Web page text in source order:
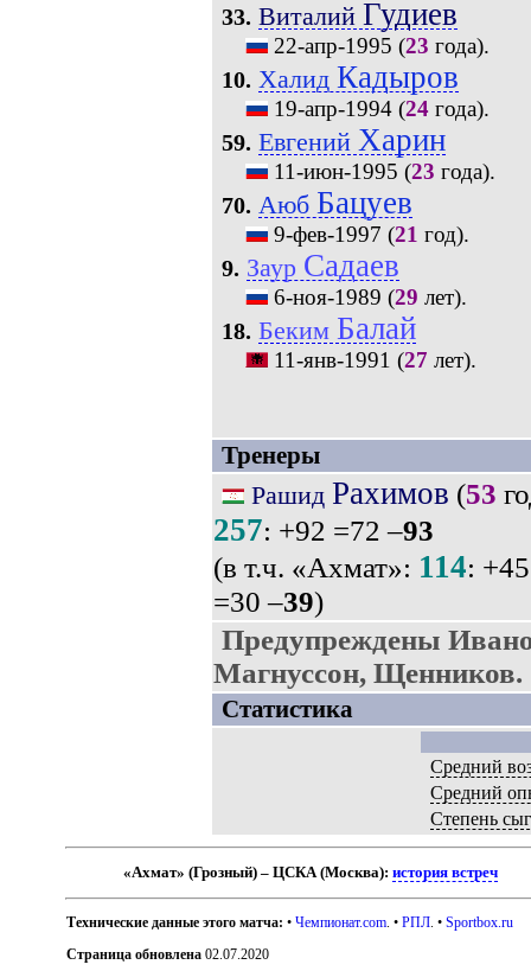
33. Виталий Гудиев
22-апр-1995 (23 года).
10. Халид Кадыров
19-апр-1994(24года).
59. Евгений Харин
11-июн-1995 (23 года).
70. Аюб Бацуев
9-фев-1997 (21 год).
9. Заур Садаев
6-ноя-1989 (29 лет).
18. Беким Балай
11-янв-1991 (27 лет).
Тренеры
Рашид Рахимов (53
257: +92 =72 –93
(в т.ч. «Ахмат»: 114: +45
=30 –39)
Предупреждены
Магнуссон, Щенников.
Статистика
Средний
Средний
Степень
«Ахмат» (Грозный) – ЦСКА (Москва):история встреч
Технические данные этого матча: •Чемпионат.com . •РПЛ . •Sportbox.ru
Страница обновлена 02.07.2020